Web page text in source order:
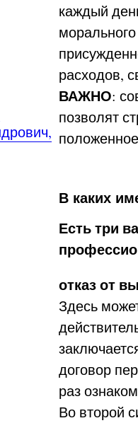
каждый
расходов,
ВАЖНО:
позволят
В каких
Есть три
отказ от
Здесь
договор
раз
Во второй